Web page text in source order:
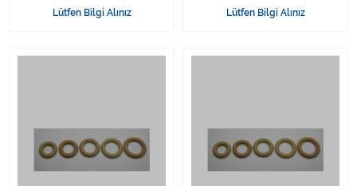
Lütfen Bilgi Alınız Lütfen Bilgi Alınız